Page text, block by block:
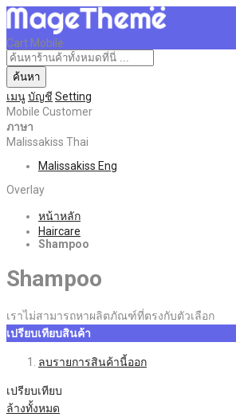
Cart Mobile
ค้นหา
เมนูบัญชี Setting
Mobile Customer
ภาษา
Malissakiss Thai
Malissakiss Eng
Overlay
หน้าหลัก
Haircare
Shampoo
Shampoo
เราไม่สามารถหาผลิตภัณฑ์ที่ตรงกับตัวเลือก
เปรียบเทียบสินค้า
ลบรายการสินค้านี้ออก
เปรียบเทียบ
ล้างทั้งหมด